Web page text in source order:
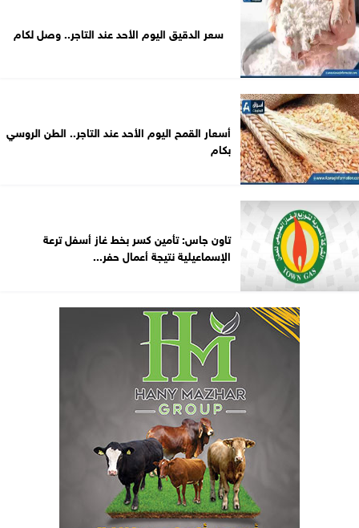
سعر الدقيق اليوم الأحد عند التاجر.. وصل لكام
أسعار القمح اليوم الأحد عند التاجر.. الطن الروسي
بكام
تاون جاس: تأمين كسر بخط غاز أسفل ترعة
الإسماعيلية نتيجة أعمال حفر...